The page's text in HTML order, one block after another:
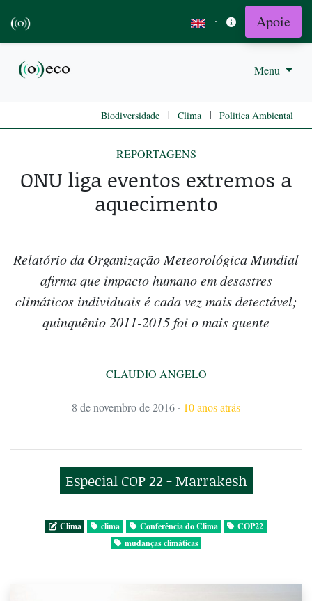
· Apoie
Menu
Biodiversidade | Clima | Politica Ambiental
REPORTAGENS
ONU liga eventos extremos a
aquecimento
Relatório da Organização Meteorológica Mundial
afirma que impacto humano em desastres
climáticos individuais é cada vez mais detectável;
quinquênio 2011-2015 foi o mais quente
CLAUDIO ANGELO
8 de novembro de 2016 · 10 anos atrás
Especial COP 22 - Marrakesh
Clima clima Conferência do Clima
COP22
mudanças climáticas